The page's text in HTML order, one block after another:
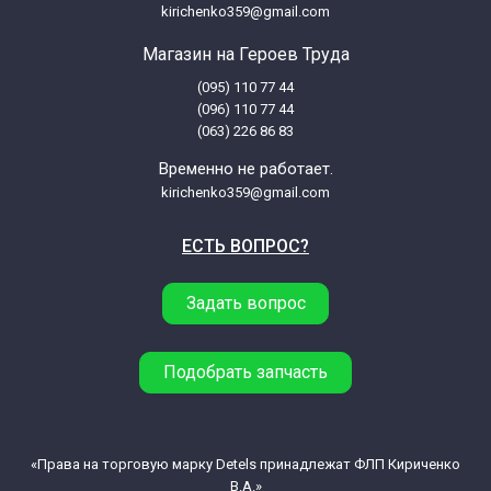
EHK2.834TeSrL HANSA Rosja
Hansa BCCI67036070 51856
27C(G)3.334TaYSr kl.A HANSA ELDO
26CF3.334TaYKDHaOSr kl.A HANSA
26CF3.334TaYKDHaOSr kl.A HANSA
Hansa BCCI67256055 53545
kirichenko359@gmail.com
Магазин на Героев Труда
(095) 110 77 44
(096) 110 77 44
(063) 226 86 83
Временно не работает.
kirichenko359@gmail.com
ЕСТЬ ВОПРОС?
Задать вопрос
Подобрать запчасть
«Права на торговую марку Detels принадлежат ФЛП Кириченко
В.А.»